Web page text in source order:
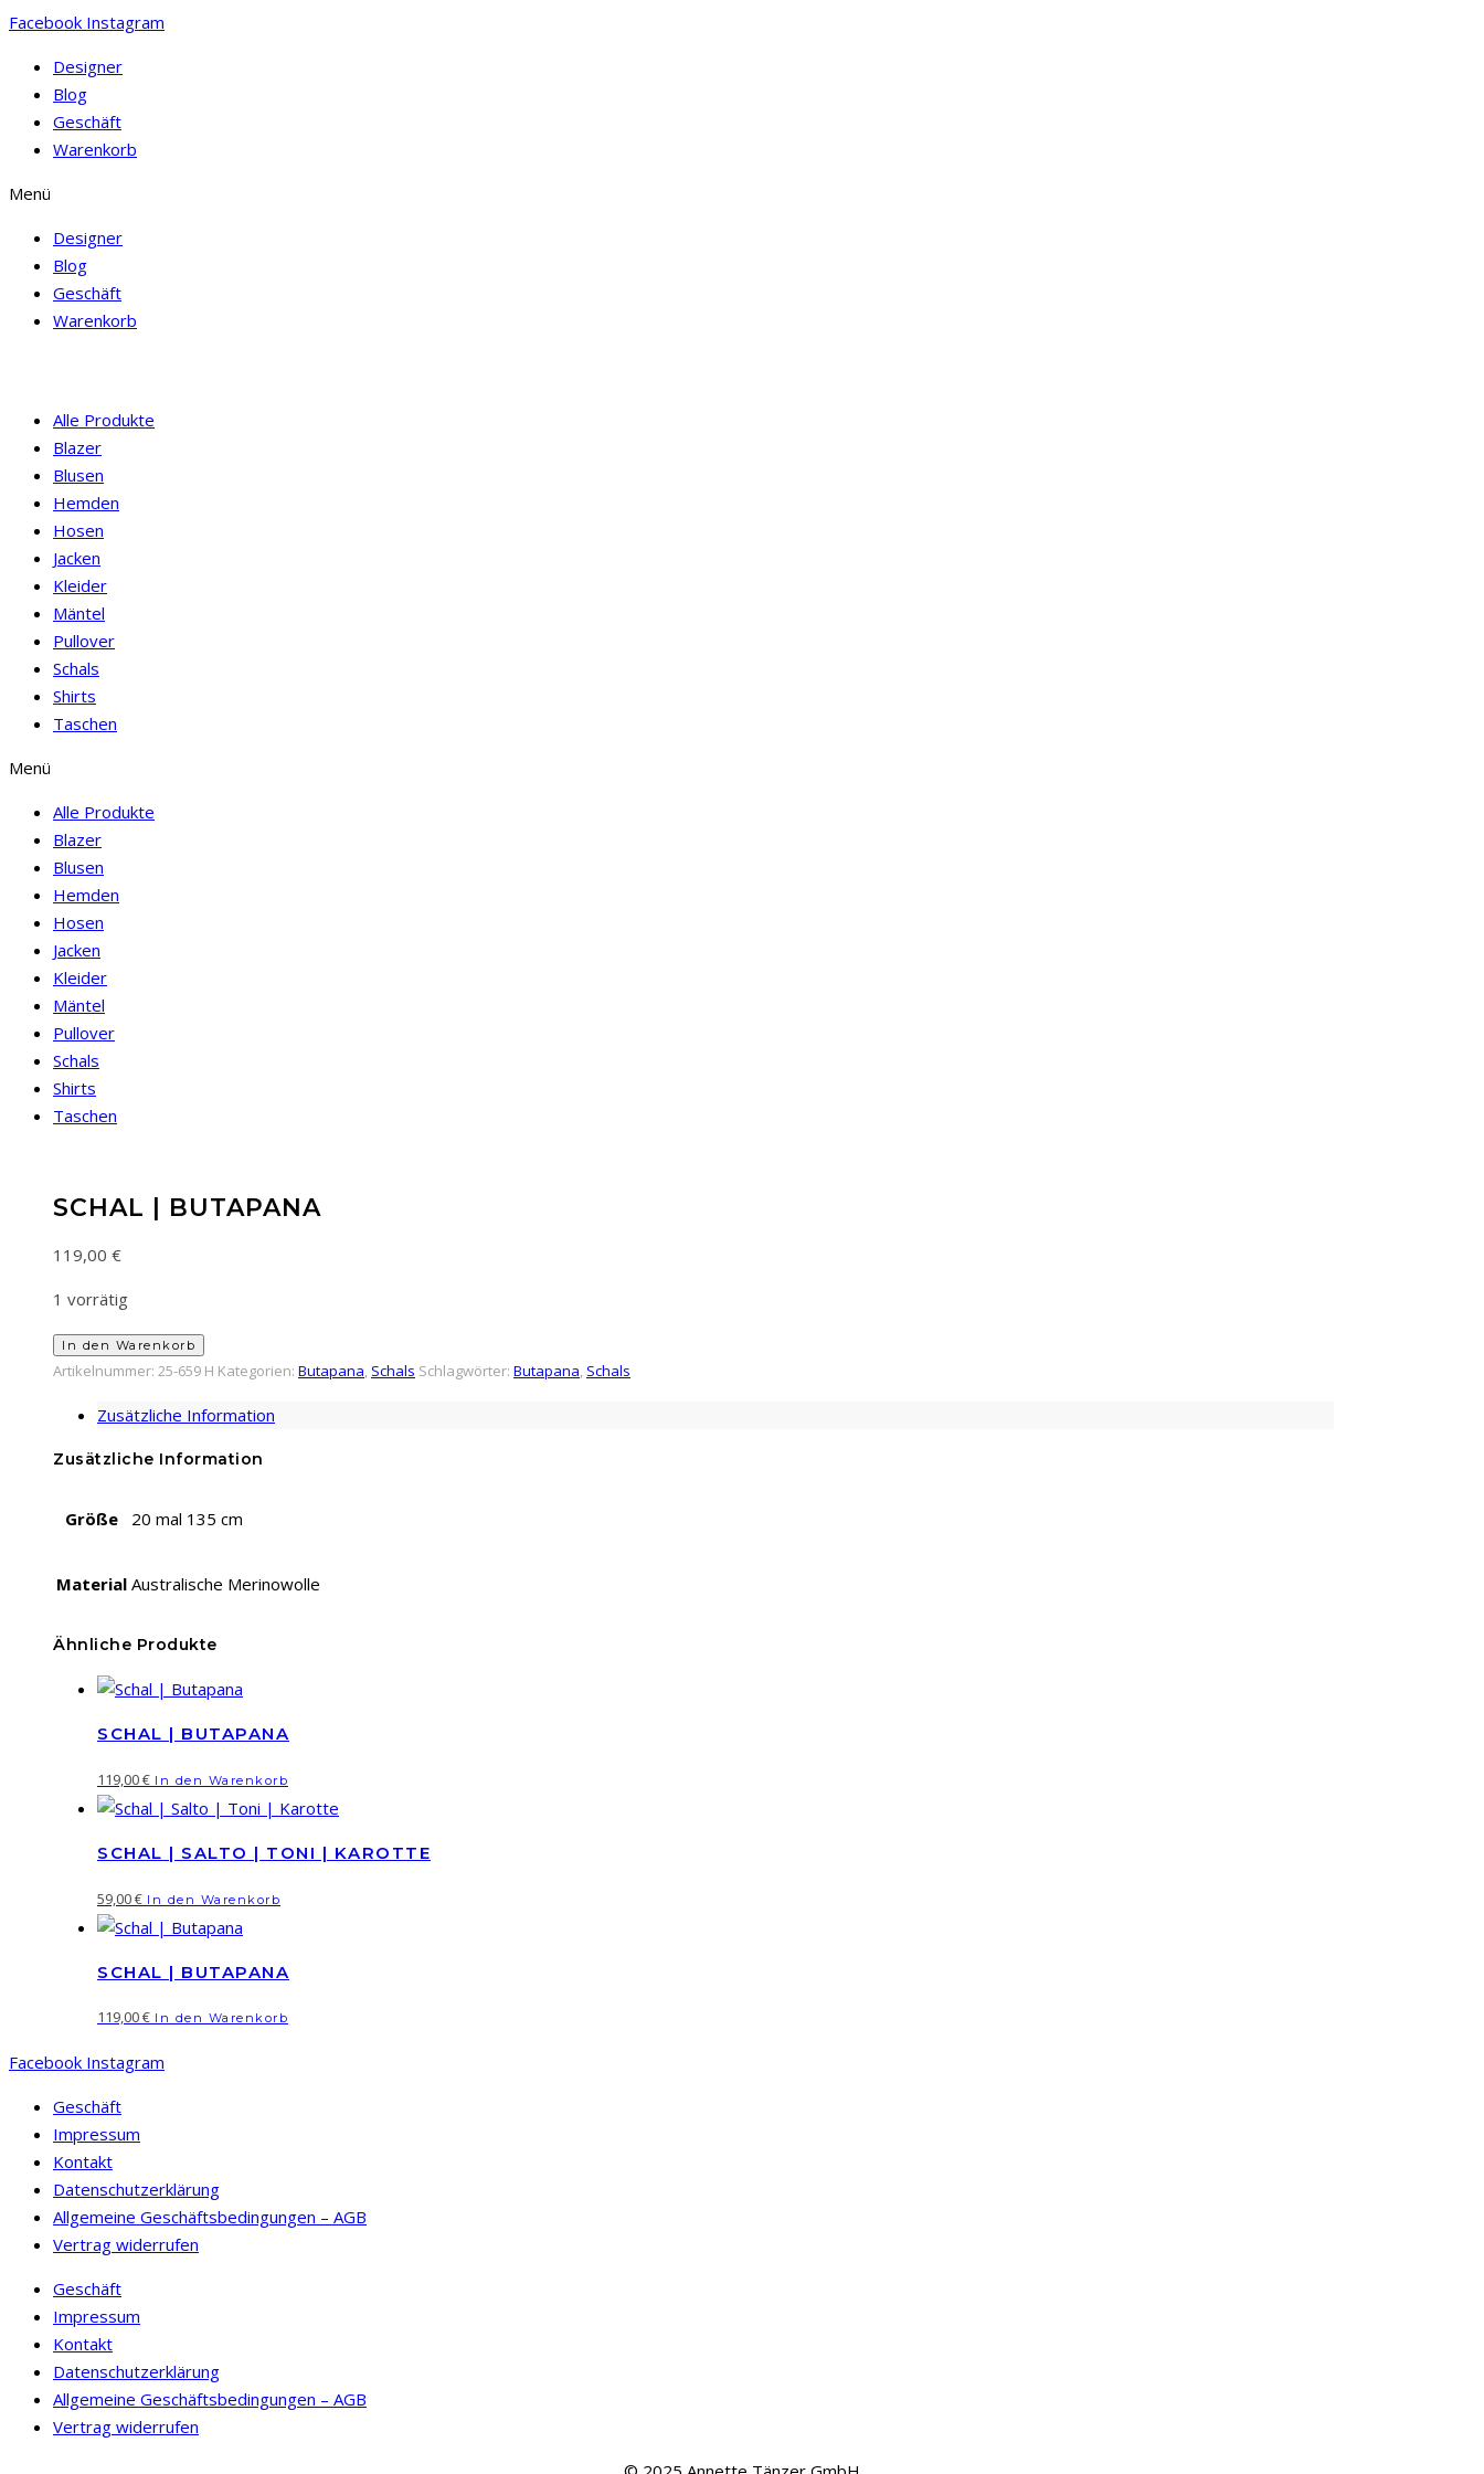
Facebook Instagram
Designer
Blog
Geschäft
Warenkorb
Menü
Designer
Blog
Geschäft
Warenkorb
Alle Produkte
Blazer
Blusen
Hemden
Hosen
Jacken
Kleider
Mäntel
Pullover
Schals
Shirts
Taschen
Menü
Alle Produkte
Blazer
Blusen
Hemden
Hosen
Jacken
Kleider
Mäntel
Pullover
Schals
Shirts
Taschen
SCHAL | BUTAPANA
119,00 €
1 vorrätig
Schal
|
Menge
In den Warenkorb
Artikelnummer: 25-659 H Kategorien: Butapana, Schals Schlagwörter: Butapana, Schals
Zusätzliche Information
Zusätzliche Information
Größe 20 mal 135 cm
Material Australische Merinowolle
Ähnliche Produkte
SCHAL | BUTAPANA
119,00€ In den Warenkorb
SCHAL | SALTO | TONI | KAROTTE
59,00€ In den Warenkorb
SCHAL | BUTAPANA
119,00€ In den Warenkorb
Facebook Instagram
Geschäft
Impressum
Kontakt
Datenschutzerklärung
Allgemeine Geschäftsbedingungen – AGB
Vertrag widerrufen
Geschäft
Impressum
Kontakt
Datenschutzerklärung
Allgemeine Geschäftsbedingungen – AGB
Vertrag widerrufen